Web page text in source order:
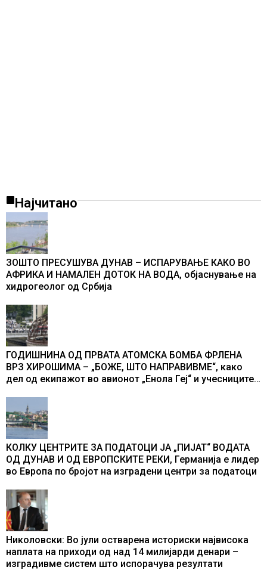
Најчитано
ЗОШТО ПРЕСУШУВА ДУНАВ – ИСПАРУВАЊЕ КАКО ВО
АФРИКА И НАМАЛЕН ДОТОК НА ВОДА, објаснување на
хидрогеолог од Србија
ГОДИШНИНА ОД ПРВАТА АТОМСКА БОМБА ФРЛЕНА
ВРЗ ХИРОШИМА – „БОЖЕ, ШТО НАПРАВИВМЕ“, како
дел од екипажот во авионот „Енола Геј“ и учесниците
промени текот на историјата
КОЛКУ ЦЕНТРИТЕ ЗА ПОДАТОЦИ ЈА „ПИЈАТ“ ВОДАТА
ОД ДУНАВ И ОД ЕВРОПСКИТЕ РЕКИ, Германија е лидер
во Европа по бројот на изградени центри за податоци
Николовски: Во јули остварена историски највисока
наплата на приходи од над 14 милијарди денари –
изградивме систем што испорачува резултати